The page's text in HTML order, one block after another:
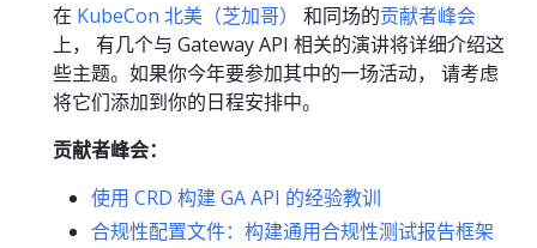
在 KubeCon 北美（芝加哥） 和同场的贡献者峰会
上， 有几个与 Gateway API 相关的演讲将详细介绍这
些主题。如果你今年要参加其中的一场活动， 请考虑
将它们添加到你的日程安排中。
贡献者峰会：
使用 CRD 构建 GA API 的经验教训
合规性配置文件：构建通用合规性测试报告框架